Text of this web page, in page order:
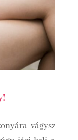
vágysz